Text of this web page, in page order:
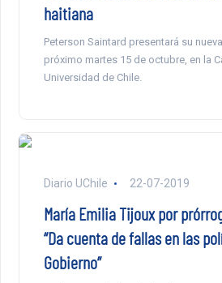
haitiana
Peterson Saintard presentará su
próximo martes 15 de octubre, en la
Universidad de Chile.
Diario UChile 22-07-2019
María Emilia Tijoux por
“Da cuenta de fallas en las
Gobierno”